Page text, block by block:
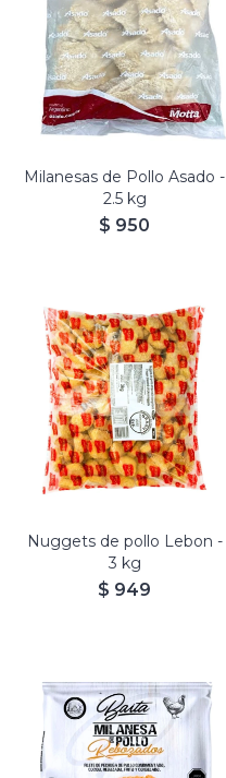
Milanesas de Pollo Asado -
2.5 kg
$ 950
Nuggets de pollo Lebon -
3 kg
$ 949
Ñoquis
Especialidades
Otros
Sin rebozar
Otros
Sin Rebozar
Otros
Helados
Tortas
Otros